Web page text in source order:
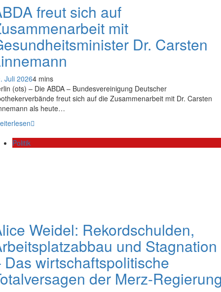
freut sich auf
mit
Dr. Carsten
Juli 20264 mins
(ots) – Die ABDA – Bundesvereinigung Deutscher
freut sich auf die Zusammenarbeit mit Dr. Carsten
als heute…
Politik
Weidel: Rekordschulden,
und Stagnation
Das wirtschaftspolitische
der Merz-